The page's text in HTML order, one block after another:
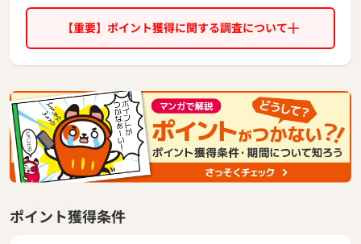
【重要】ポイント獲得に関する調査について
ポイント獲得条件